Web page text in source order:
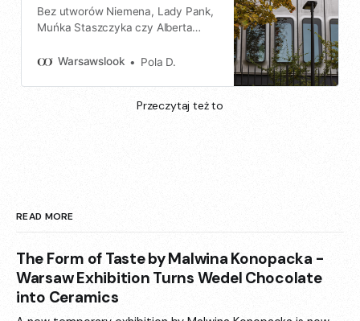
Bez utworów Niemena, Lady Pank,
Muńka Staszczyka czy Alberta
Fogga.Warsawslook Pola D.
Przeczytaj też to
READ MORE
The Form of Taste by Malwina Konopacka -
Warsaw Exhibition Turns Wedel Chocolate
into Ceramics